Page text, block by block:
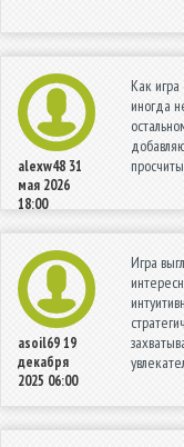
alexw48 31
мая 2026
18:00
Как
иногда
asoil6919
декабря
2025 06:00
Игра